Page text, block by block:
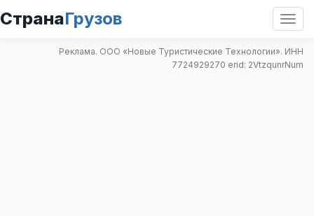
СтранаГрузов
Реклама. ООО «Новые Туристические Технологии». ИНН
7724929270 erid: 2VtzqunrNum